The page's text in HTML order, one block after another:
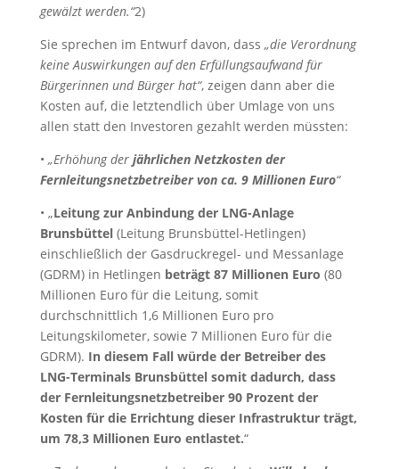
gewälzt werden.“2)
Sie sprechen im Entwurf davon, dass „die Verordnung
keine Auswirkungen auf den Erfüllungsaufwand für
Bürgerinnen und Bürger hat“, zeigen dann aber die
Kosten auf, die letztendlich über Umlage von uns
allen statt den Investoren gezahlt werden müssten:
• „Erhöhung der jährlichen Netzkosten der
Fernleitungsnetzbetreiber von ca. 9 Millionen Euro“
• „Leitung zur Anbindung der LNG-Anlage
Brunsbüttel(Leitung Brunsbüttel-Hetlingen)
einschließlich der Gasdruckregel- und Messanlage
(GDRM) in Hetlingen beträgt 87 Millionen Euro (80
Millionen Euro für die Leitung, somit
durchschnittlich 1,6 Millionen Euro pro
Leitungskilometer, sowie 7 Millionen Euro für die
GDRM). In diesem Fall würde der Betreiber des
LNG-Terminals Brunsbüttel somit dadurch, dass
der Fernleitungsnetzbetreiber 90 Prozent der
Kosten für die Errichtung dieser Infrastruktur trägt,
um 78,3 Millionen Euro entlastet.“